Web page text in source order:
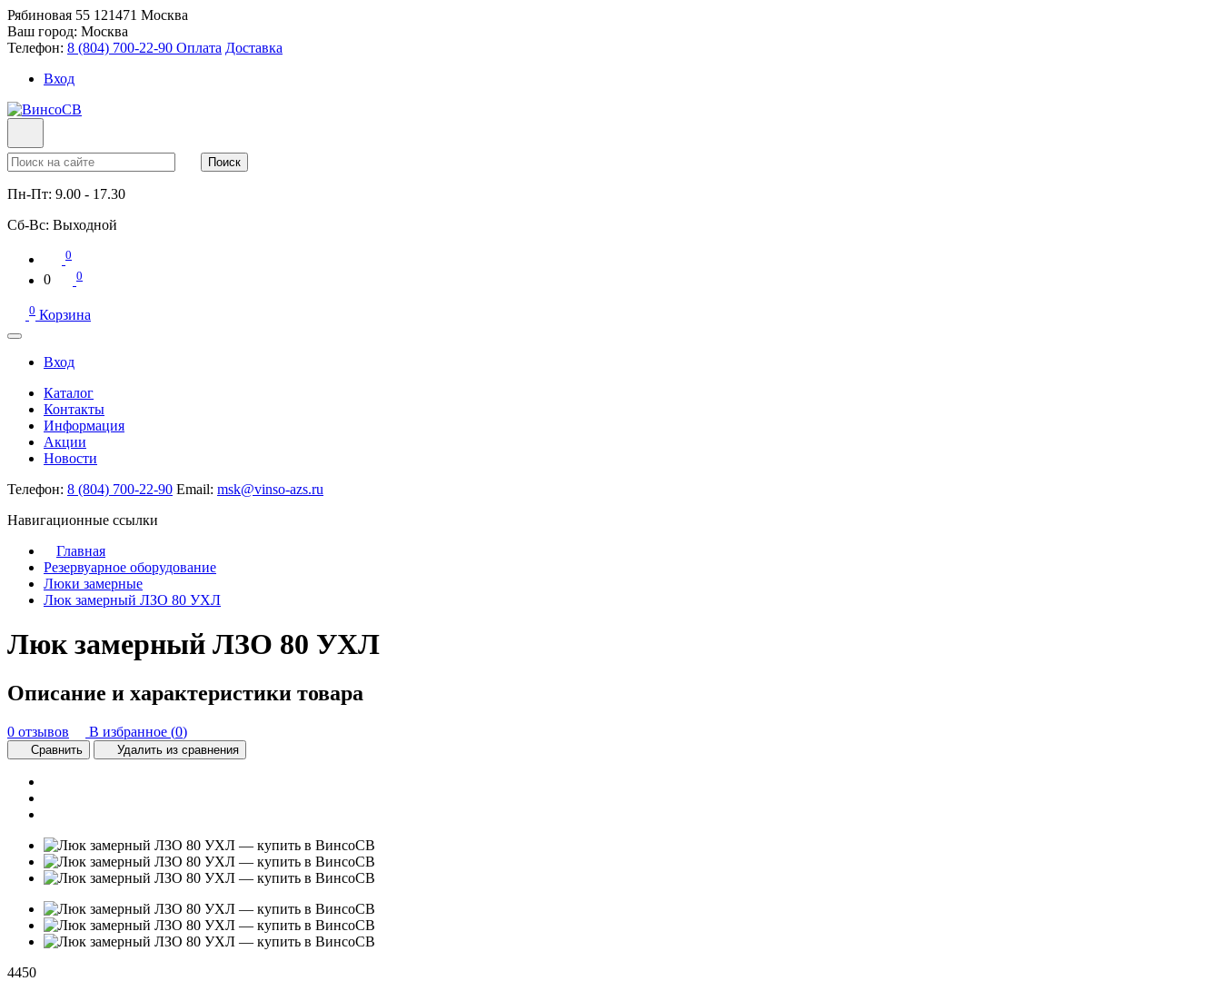
Рябиновая 55 121471 Москва
Ваш город: Москва
Телефон: 8 (804) 700-22-90 Оплата Доставка
Вход
Поиск
Пн-Пт: 9.00 - 17.30
Сб-Вс: Выходной
0
0 0
0 Корзина
Вход
Каталог
Контакты
Информация
Акции
Новости
Телефон: 8 (804) 700-22-90 Email: msk@vinso-azs.ru
Навигационные ссылки
Главная
Резервуарное оборудование
Люки замерные
Люк замерный ЛЗО 80 УХЛ
Люк замерный ЛЗО 80 УХЛ
Описание и характеристики товара
0 отзывов В избранное (0)
Сравнить Удалить из сравнения
4450